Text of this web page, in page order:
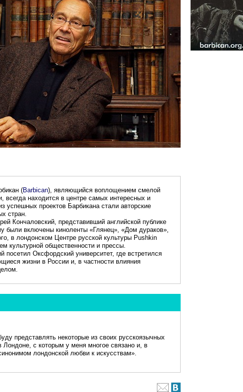
(Barbican), являющийся воплощением смелой
всегда находится в центре самых интересных и
успешных проектов Барбикана стали авторские
стран.
Кончаловский, представивший английской публике
включены киноленты «Глянец», «Дом дураков»,
в лондонском Центре русской культуры Pushkin
культурной общественности и прессы.
посетил Оксфордский университет, где встретился
жизни в России и, в частности влияния
представлять некоторые из своих русскоязычных
с которым у меня многое связано и, в
лондонской любви к искусствам».